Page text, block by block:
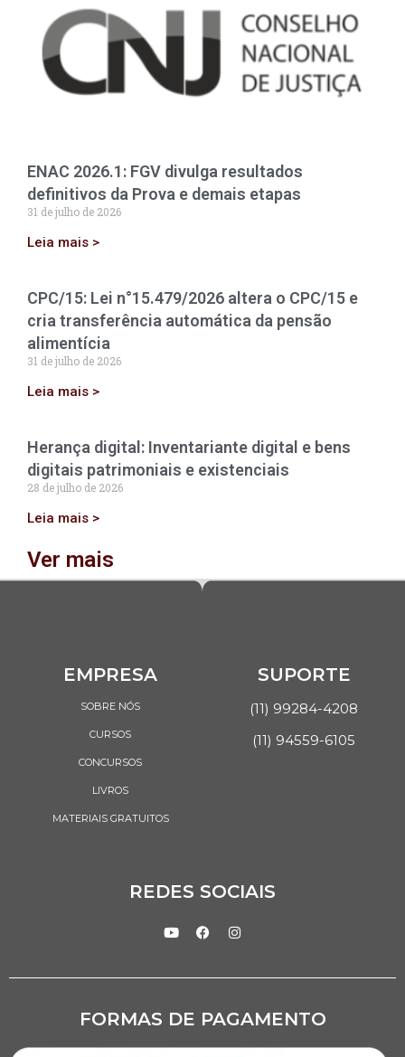
ENAC 2026.1: FGV divulga resultados
definitivos da Prova e demais etapas
31 de julho de 2026
Leia mais >
CPC/15: Lei n°15.479/2026 altera o CPC/15 e
cria transferência automática da pensão
alimentícia
31 de julho de 2026
Leia mais >
Herança digital: Inventariante digital e bens
digitais patrimoniais e existenciais
28 de julho de 2026
Leia mais >
Ver mais
EMPRESA
SOBRE NÓS
CURSOS
CONCURSOS
LIVROS
MATERIAIS GRATUITOS
SUPORTE
(11) 99284-4208
(11) 94559-6105
REDES SOCIAIS
FORMAS DE PAGAMENTO